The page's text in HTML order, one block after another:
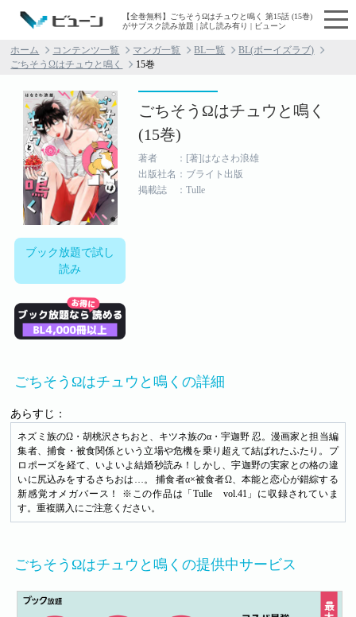
【全巻無料】ごちそうΩはチュウと鳴く 第15話 (15巻)
がサブスク読み放題 | 試し読み有り | ビューン
ホーム コンテンツ一覧 マンガ一覧 BL一覧
BL(ボーイズラブ)
ごちそうΩはチュウと鳴く
15巻
ブック放題で試し
読み
ごちそうΩはチュウと鳴く
(15巻)
著者 ：[著]はなさわ浪雄
出版社名：ブライト出版
掲載誌 ：Tulle
ごちそうΩはチュウと鳴くの詳細
あらすじ：
ネズミ族のΩ・胡桃沢さちおと、キツネ族のα・宇迦野 忍。漫画家と担当編
集者、捕食・被食関係という立場や危機を乗り超えて結ばれたふたり。プ
ロポーズを経て、いよいよ結婚秒読み！しかし、宇迦野の実家との格の違
いに尻込みをするさちおは…。 捕食者α×被食者Ω、本能と恋心が錯綜する
新感覚オメガバース！ ※この作品は「Tulle vol.41」に収録されていま
す。重複購入にご注意ください。
ごちそうΩはチュウと鳴くの提供中サービス